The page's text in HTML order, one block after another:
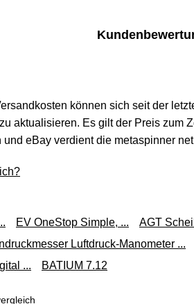
können sich seit der
aktualisieren. Es gilt der Preis zum
eBay verdient die metaspinner
EV OneStop Simple, ...
AGT
Luftdruck-Manometer ...
... BATIUM 7.12